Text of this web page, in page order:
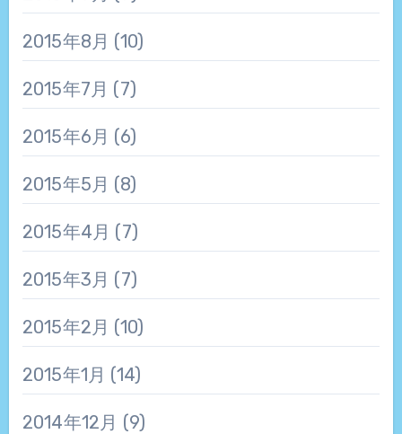
2015年8月 (10)
2015年7月 (7)
2015年6月 (6)
2015年5月 (8)
2015年4月 (7)
2015年3月 (7)
2015年2月 (10)
2015年1月 (14)
2014年12月 (9)